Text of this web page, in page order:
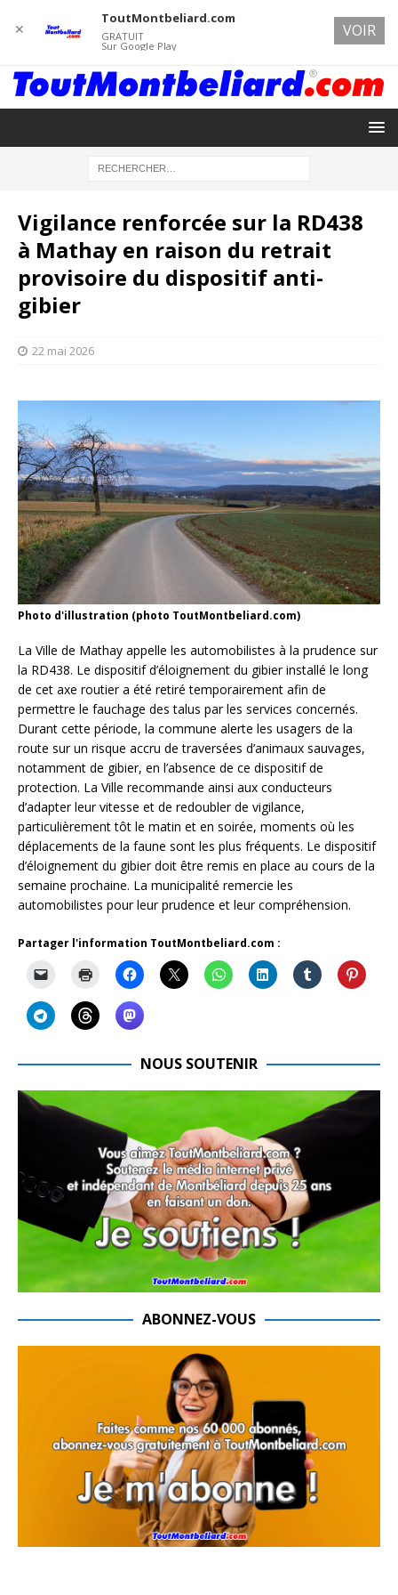
Vigilance renforcée sur la RD438
à Mathay en raison du retrait
provisoire du dispositif anti-
gibier
22 mai 2026
Photo d'illustration (photo ToutMontbeliard.com)
La Ville de Mathay appelle les automobilistes à la prudence sur
la RD438. Le dispositif d’éloignement du gibier installé le long
de cet axe routier a été retiré temporairement afin de
permettre le fauchage des talus par les services concernés.
Durant cette période, la commune alerte les usagers de la
route sur un risque accru de traversées d’animaux sauvages,
notamment de gibier, en l’absence de ce dispositif de
protection. La Ville recommande ainsi aux conducteurs
d’adapter leur vitesse et de redoubler de vigilance,
particulièrement tôt le matin et en soirée, moments où les
déplacements de la faune sont les plus fréquents. Le dispositif
d’éloignement du gibier doit être remis en place au cours de la
semaine prochaine. La municipalité remercie les
automobilistes pour leur prudence et leur compréhension.
Partager l'information ToutMontbeliard.com :
NOUS SOUTENIR
ABONNEZ-VOUS
✕
ToutMontbeliard.com
GRATUIT
Sur Google Play
VOIR